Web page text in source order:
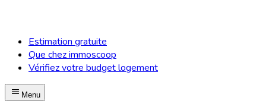
Estimation gratuite
Que chez immoscoop
Vérifiez votre budget logement
Menu